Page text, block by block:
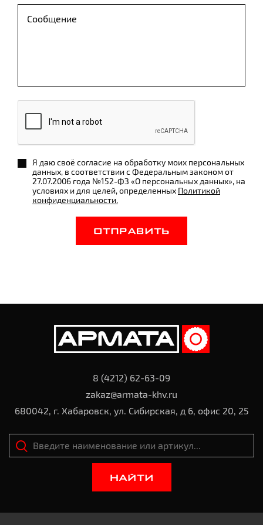
Я даю своё согласие на обработку моих персональных
данных, в соответствии с Федеральным законом от
27.07.2006 года №152-ФЗ «О персональных данных», на
условиях и для целей, определенных Политикой
конфиденциальности.
ОТПРАВИТЬ
8 (4212) 62-63-09
zakaz@armata-khv.ru
680042, г. Хабаровск, ул. Сибирская, д 6, офис 20, 25
НАЙТИ